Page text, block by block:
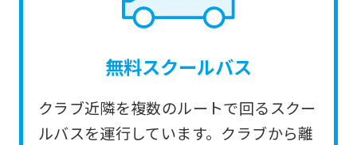
無料スクールバス
クラブ近隣を複数のルートで回るスクー
ルバスを運行しています。クラブから離
using
service.
Automatic